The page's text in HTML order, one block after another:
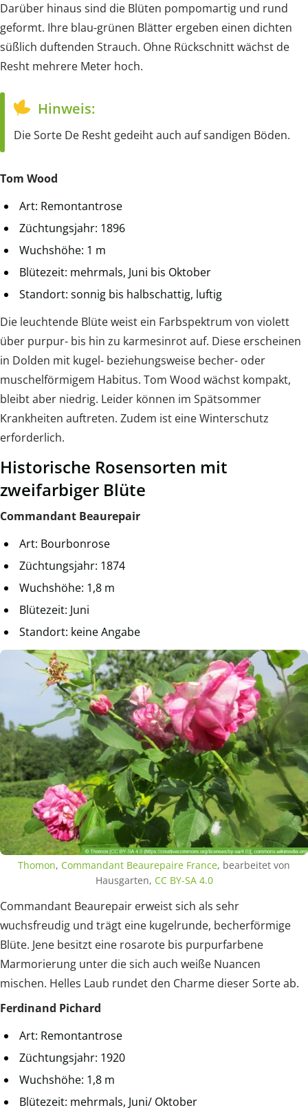
Darüber hinaus sind die Blüten pompomartig und rund
geformt. Ihre blau-grünen Blätter ergeben einen dichten
süßlich duftenden Strauch. Ohne Rückschnitt wächst de
Resht mehrere Meter hoch.
Hinweis:
Die Sorte De Resht gedeiht auch auf sandigen Böden.
Tom Wood
Art: Remontantrose
Züchtungsjahr: 1896
Wuchshöhe: 1 m
Blütezeit: mehrmals, Juni bis Oktober
Standort: sonnig bis halbschattig, luftig
Die leuchtende Blüte weist ein Farbspektrum von violett
über purpur- bis hin zu karmesinrot auf. Diese erscheinen
in Dolden mit kugel- beziehungsweise becher- oder
muschelförmigem Habitus. Tom Wood wächst kompakt,
bleibt aber niedrig. Leider können im Spätsommer
Krankheiten auftreten. Zudem ist eine Winterschutz
erforderlich.
Historische Rosensorten mit
zweifarbiger Blüte
Commandant Beaurepair
Art: Bourbonrose
Züchtungsjahr: 1874
Wuchshöhe: 1,8 m
Blütezeit: Juni
Standort: keine Angabe
Thomon, Commandant Beaurepaire France, bearbeitet von
Hausgarten, CC BY-SA 4.0
Commandant Beaurepair erweist sich als sehr
wuchsfreudig und trägt eine kugelrunde, becherförmige
Blüte. Jene besitzt eine rosarote bis purpurfarbene
Marmorierung unter die sich auch weiße Nuancen
mischen. Helles Laub rundet den Charme dieser Sorte ab.
Ferdinand Pichard
Art: Remontantrose
Züchtungsjahr: 1920
Wuchshöhe: 1,8 m
Blütezeit: mehrmals, Juni/ Oktober